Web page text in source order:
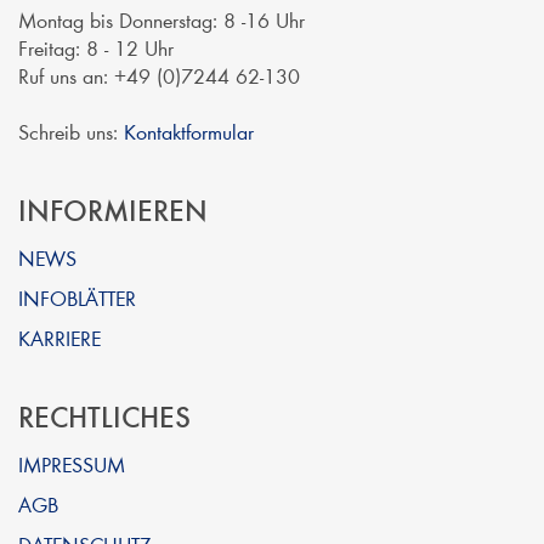
Montag bis Donnerstag: 8 -16 Uhr
Freitag: 8 - 12 Uhr
Ruf uns an: +49 (0)7244 62-130
Schreib uns: Kontaktformular
INFORMIEREN
NEWS
INFOBLÄTTER
KARRIERE
RECHTLICHES
IMPRESSUM
AGB